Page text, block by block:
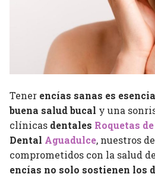
Tener encías sanas es
buena salud bucal y una
clínicas dentales Roquetas
Dental Aguadulce, nuestros
comprometidos con la salud
encías no solo sostienen los